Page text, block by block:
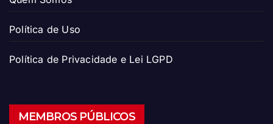
Política de Uso
Política de Privacidade e Lei LGPD
MEMBROS PÚBLICOS